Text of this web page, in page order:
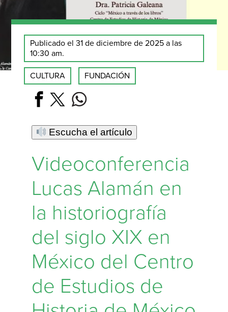
Publicado el 31 de diciembre de 2025 a las
10:30 am.
CULTURA FUNDACIÓN
Escucha el artículo
Videoconferencia
Lucas Alamán en
la historiografía
del siglo XIX en
México del Centro
de Estudios de